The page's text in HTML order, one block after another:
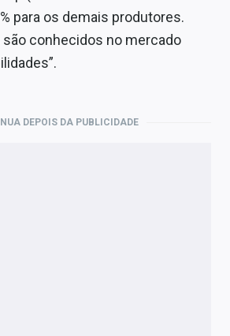
para os demais produtores.
conhecidos no mercado
DEPOIS DA PUBLICIDADE